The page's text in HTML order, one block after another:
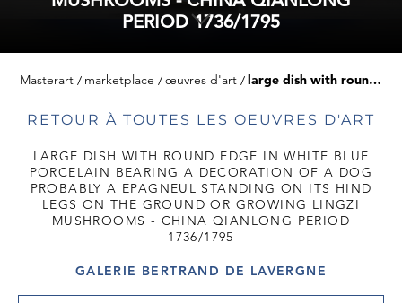
PERIOD 1736/1795
Masterart marketplace œuvres d'art large dish with round edge in white blue porcelain bearing a decoration of a dog probably a epagneul standing on its hind legs on the ground or growing lingzi mushrooms - china qianlong period 1736/1795
RETOUR À TOUTES LES OEUVRES D'ART
LARGE DISH WITH ROUND EDGE IN WHITE BLUE
PORCELAIN BEARING A DECORATION OF A DOG
PROBABLY A EPAGNEUL STANDING ON ITS HIND
LEGS ON THE GROUND OR GROWING LINGZI
MUSHROOMS - CHINA QIANLONG PERIOD
1736/1795
GALERIE BERTRAND DE LAVERGNE